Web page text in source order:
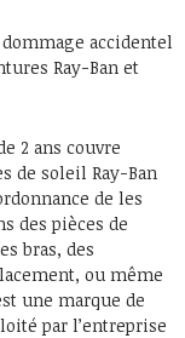
accidentel
Ray-Ban et
2 ans couvre
de soleil Ray-Ban
de les
des pièces de
bras, des
ou même
une marque de
par l’entreprise